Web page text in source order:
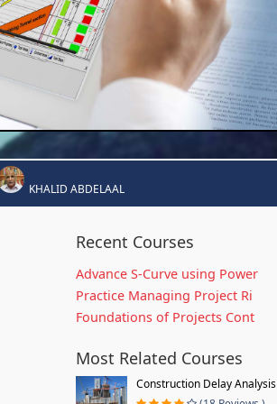
KHALID ABDELAAL
Recent Courses
Advance S-Curve using Power
Practice Managing Project Ri
Foundations of Projects Cont
Most Related Courses
Construction Delay Analysis